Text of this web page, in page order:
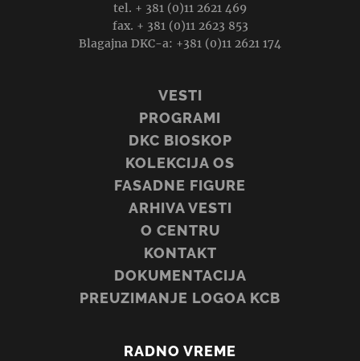
tel. + 381 (0)11 2621 469
fax. + 381 (0)11 2623 853
Blagajna DKC-a: +381 (0)11 2621 174
VESTI
PROGRAMI
DKC BIOSKOP
KOLEKCIJA OS
FASADNE FIGURE
ARHIVA VESTI
O CENTRU
KONTAKT
DOKUMENTACIJA
PREUZIMANJE LOGOA KCB
RADNO VREME